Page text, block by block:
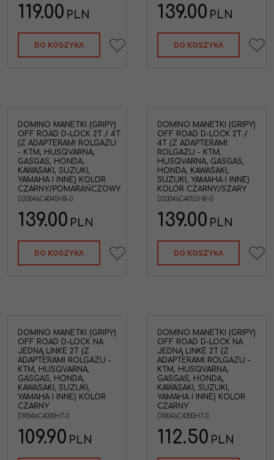
119.00 PLN
DO KOSZYKA
139.00 PLN
DO KOSZYKA
DOMINO MANETKI (GRIPY)
OFF ROAD D-LOCK 2T / 4T
(Z ADAPTERAMI ROLGAZU
- KTM, HUSQVARNA,
GASGAS, HONDA,
KAWASAKI, SUZUKI,
YAMAHA I INNE) KOLOR
CZARNY/POMARAŃCZOWY
D20046C4045H8-0
139.00 PLN
DO KOSZYKA
DOMINO MANETKI (GRIPY)
OFF ROAD D-LOCK 2T /
4T (Z ADAPTERAMI
ROLGAZU - KTM,
HUSQVARNA, GASGAS,
HONDA, KAWASAKI,
SUZUKI, YAMAHA I INNE)
KOLOR CZARNY/SZARY
D20046C4052H8-0
139.00 PLN
DO KOSZYKA
DOMINO MANETKI (GRIPY)
OFF ROAD D-LOCK NA
JEDNĄ LINKE 2T (Z
ADAPTERAMI ROLGAZU -
KTM, HUSQVARNA,
GASGAS, HONDA,
KAWASAKI, SUZUKI,
YAMAHA I INNE) KOLOR
CZARNY
D10046C4000H7-0
109.90 PLN
DOMINO MANETKI (GRIPY)
OFF ROAD D-LOCK NA
JEDNĄ LINKE 2T (Z
ADAPTERAMI ROLGAZU -
KTM, HUSQVARNA,
GASGAS, HONDA,
KAWASAKI, SUZUKI,
YAMAHA I INNE) KOLOR
CZARNY
D10046C4300H7-0
112.50 PLN